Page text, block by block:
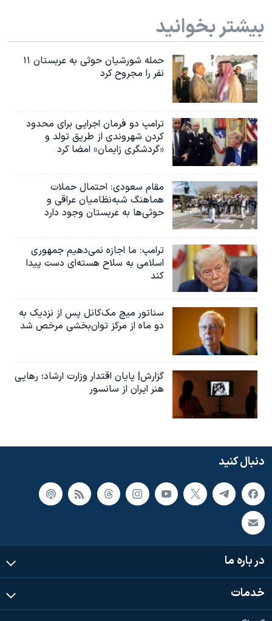
بیشتر بخوانید
حمله شورشیان حوثی به عربستان ۱۱
نفر را مجروح کرد
ترامپ دو فرمان اجرایی برای محدود
کردن شهروندی از طریق تولد و
«گردشگری زایمان» امضا کرد
مقام سعودی: احتمال حملات
هماهنگ شبه‌نظامیان عراقی و
حوثی‌ها به عربستان وجود دارد
ترامپ: ما اجازه نمی‌دهیم جمهوری
اسلامی به سلاح هسته‌ای دست پیدا
کند
سناتور میچ مک‌کانل پس از نزدیک به
دو ماه از مرکز توان‌بخشی مرخص شد
گزارش| پایان اقتدار وزارت ارشاد؛ رهایی
هنر ایران از سانسور
دنبال کنید
در باره ما
خدمات